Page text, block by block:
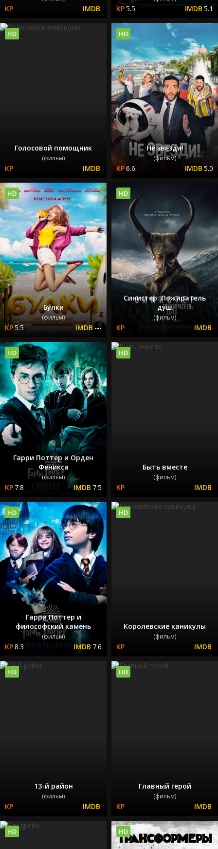
5.5 5.1
Голосовой помощник
(фильм)
HD
Не звезди!
(фильм)
6.6 5.0
HD
Булки
(фильм)
5.5 ---
HD
Синистер: Пожиратель
душ
(фильм)
HD
Гарри Поттер и Орден
Феникса
(фильм)
7.8 7.5
HD
Быть вместе
(фильм)
HD
Гарри Поттер и
философский камень
(фильм)
8.3 7.6
HD
Королевские каникулы
(фильм)
HD
13-й район
(фильм)
HD
Главный герой
(фильм)
HD
HD HD